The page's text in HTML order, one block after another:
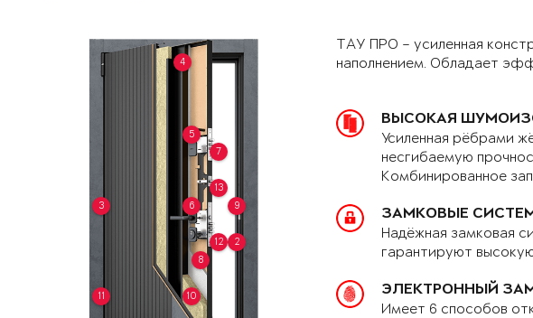
2
3
4
5
6
7
8
9
10
11
12
13
ТАУ ПРО – усиленная
наполнением. Обладает
ВЫСОКАЯ
Усиленная рёбрами
несгибаемую
Комбинированное
ЗАМКОВЫЕ
Надёжная замковая
гарантируют
ЭЛЕКТРОННЫЙ
Имеет 6 способов